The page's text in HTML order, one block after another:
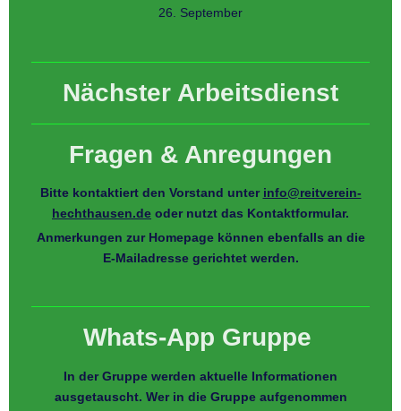
26. September
Nächster Arbeitsdienst
Fragen & Anregungen
Bitte kontaktiert den Vorstand unter info@reitverein-
hechthausen.de oder nutzt das Kontaktformular.
Anmerkungen zur Homepage können ebenfalls an die
E-Mailadresse gerichtet werden.
Whats-App Gruppe
In der Gruppe werden aktuelle Informationen
ausgetauscht. Wer in die Gruppe aufgenommen